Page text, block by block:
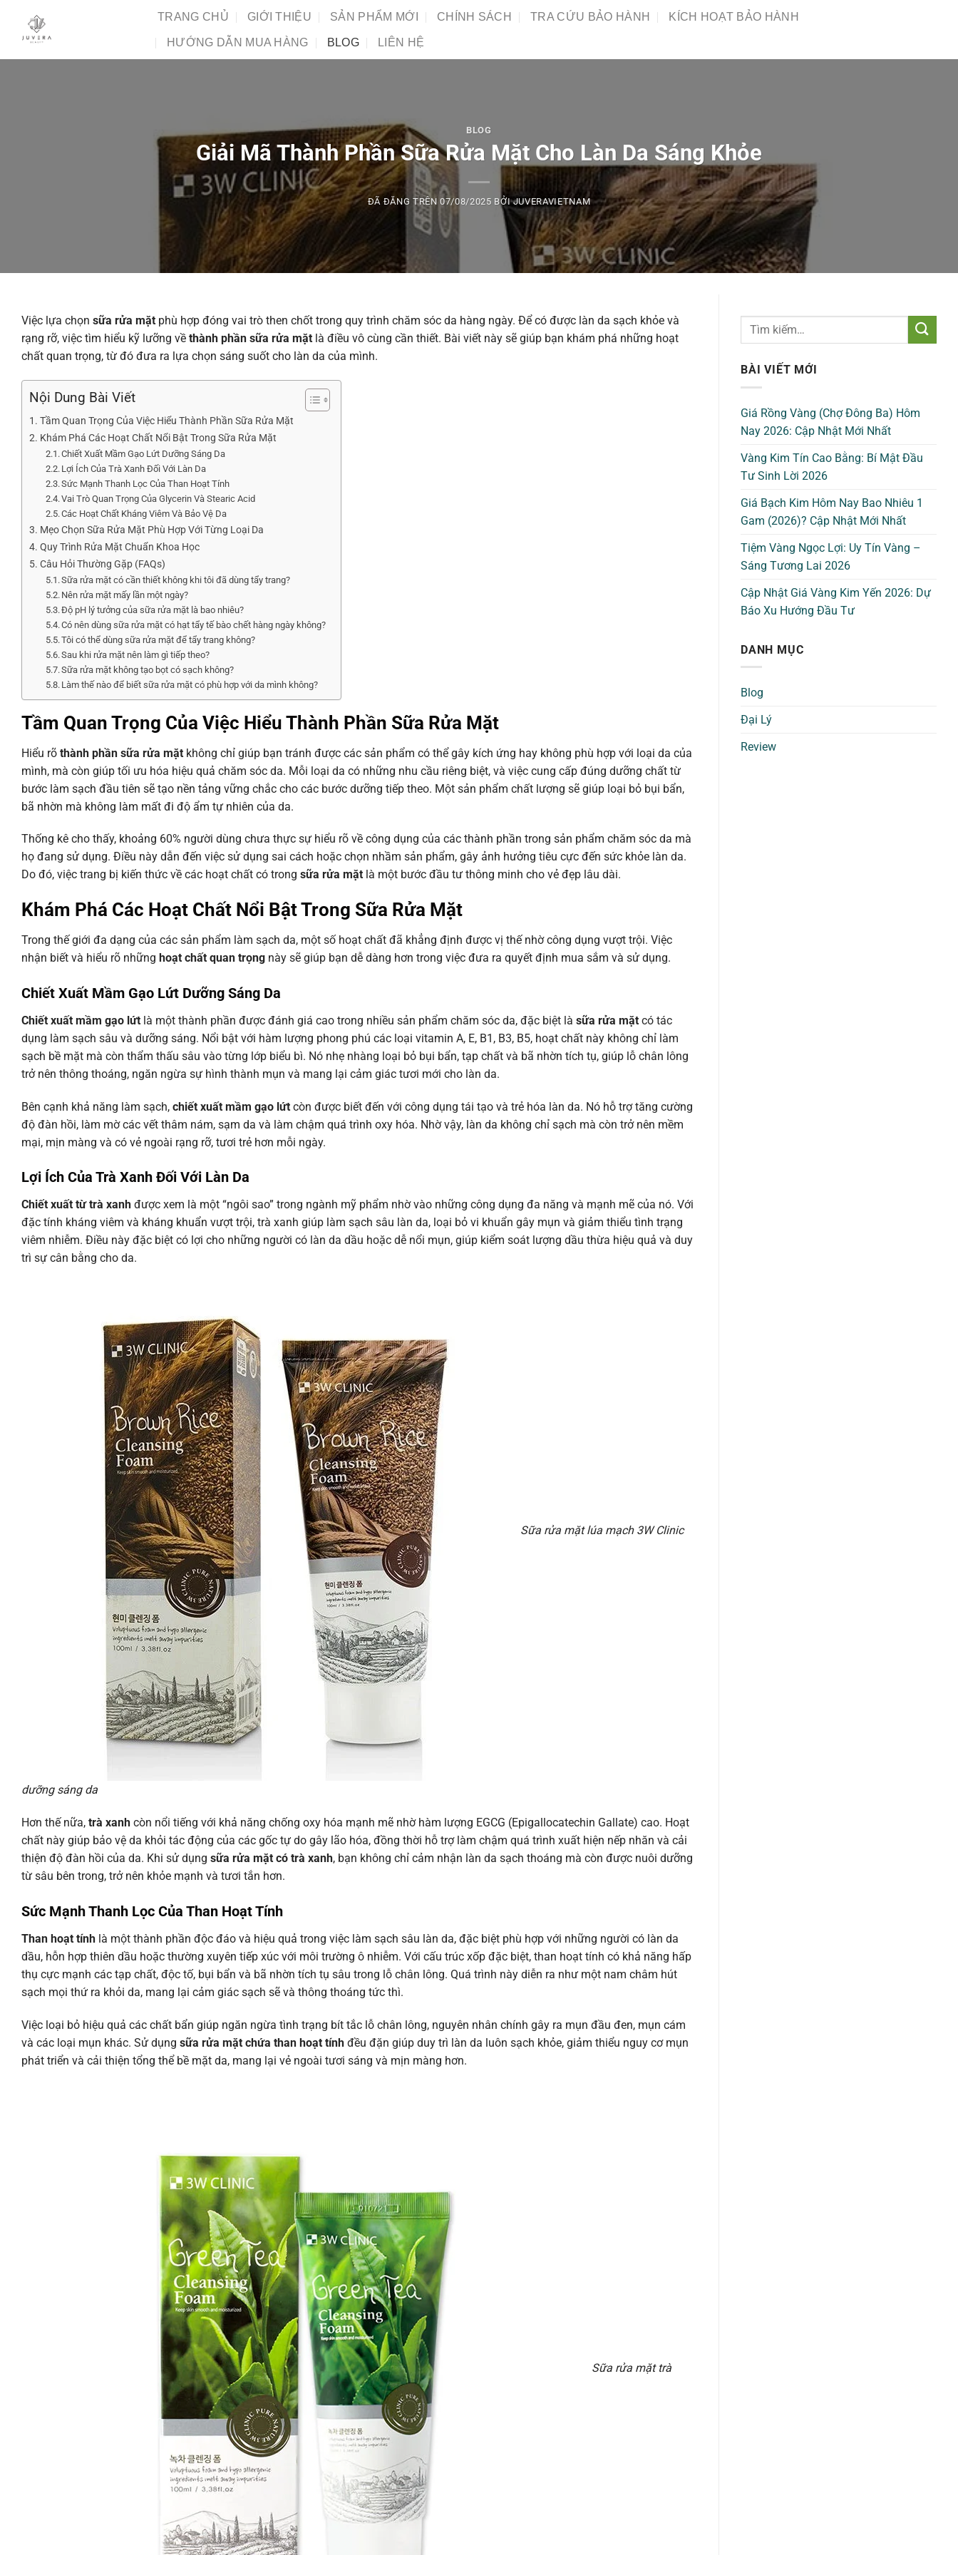
dung
TRANG CHỦ GIỚI THIỆU SẢN PHẨM MỚI CHÍNH SÁCH TRA CỨU BẢO HÀNH KÍCH HOẠT BẢO HÀNH
HƯỚNG DẪN MUA HÀNG BLOG LIÊN HỆ
BLOG
Giải Mã Thành Phần Sữa Rửa Mặt Cho Làn Da Sáng Khỏe
ĐÃ ĐĂNG TRÊN07/08/2025 BỞIJUVERAVIETNAM
Việc lựa chọn sữa rửa mặt phù hợp đóng vai trò then chốt trong quy trình chăm sóc da hàng ngày. Để có được làn da sạch khỏe và
rạng rỡ, việc tìm hiểu kỹ lưỡng về thành phần sữa rửa mặt là điều vô cùng cần thiết. Bài viết này sẽ giúp bạn khám phá những hoạt
chất quan trọng, từ đó đưa ra lựa chọn sáng suốt cho làn da của mình.
Nội Dung Bài Viết
Tầm Quan Trọng Của Việc Hiểu Thành Phần Sữa Rửa Mặt
Khám Phá Các Hoạt Chất Nổi Bật Trong Sữa Rửa Mặt
Chiết Xuất Mầm Gạo Lứt Dưỡng Sáng Da
Lợi Ích Của Trà Xanh Đối Với Làn Da
Sức Mạnh Thanh Lọc Của Than Hoạt Tính
Vai Trò Quan Trọng Của Glycerin Và Stearic Acid
Các Hoạt Chất Kháng Viêm Và Bảo Vệ Da
Mẹo Chọn Sữa Rửa Mặt Phù Hợp Với Từng Loại Da
Quy Trình Rửa Mặt Chuẩn Khoa Học
Câu Hỏi Thường Gặp (FAQs)
Sữa rửa mặt có cần thiết không khi tôi đã dùng tẩy trang?
Nên rửa mặt mấy lần một ngày?
Độ pH lý tưởng của sữa rửa mặt là bao nhiêu?
Có nên dùng sữa rửa mặt có hạt tẩy tế bào chết hàng ngày không?
Tôi có thể dùng sữa rửa mặt để tẩy trang không?
Sau khi rửa mặt nên làm gì tiếp theo?
Sữa rửa mặt không tạo bọt có sạch không?
Làm thế nào để biết sữa rửa mặt có phù hợp với da mình không?
Tầm Quan Trọng Của Việc Hiểu Thành Phần Sữa Rửa Mặt
Hiểu rõ thành phần sữa rửa mặt không chỉ giúp bạn tránh được các sản phẩm có thể gây kích ứng hay không phù hợp với loại da của
mình, mà còn giúp tối ưu hóa hiệu quả chăm sóc da. Mỗi loại da có những nhu cầu riêng biệt, và việc cung cấp đúng dưỡng chất từ
bước làm sạch đầu tiên sẽ tạo nền tảng vững chắc cho các bước dưỡng tiếp theo. Một sản phẩm chất lượng sẽ giúp loại bỏ bụi bẩn,
bã nhờn mà không làm mất đi độ ẩm tự nhiên của da.
Thống kê cho thấy, khoảng 60% người dùng chưa thực sự hiểu rõ về công dụng của các thành phần trong sản phẩm chăm sóc da mà
họ đang sử dụng. Điều này dẫn đến việc sử dụng sai cách hoặc chọn nhầm sản phẩm, gây ảnh hưởng tiêu cực đến sức khỏe làn da.
Do đó, việc trang bị kiến thức về các hoạt chất có trong sữa rửa mặt là một bước đầu tư thông minh cho vẻ đẹp lâu dài.
Khám Phá Các Hoạt Chất Nổi Bật Trong Sữa Rửa Mặt
Trong thế giới đa dạng của các sản phẩm làm sạch da, một số hoạt chất đã khẳng định được vị thế nhờ công dụng vượt trội. Việc
nhận biết và hiểu rõ những hoạt chất quan trọng này sẽ giúp bạn dễ dàng hơn trong việc đưa ra quyết định mua sắm và sử dụng.
Chiết Xuất Mầm Gạo Lứt Dưỡng Sáng Da
Chiết xuất mầm gạo lứt là một thành phần được đánh giá cao trong nhiều sản phẩm chăm sóc da, đặc biệt là sữa rửa mặt có tác
dụng làm sạch sâu và dưỡng sáng. Nổi bật với hàm lượng phong phú các loại vitamin A, E, B1, B3, B5, hoạt chất này không chỉ làm
sạch bề mặt mà còn thẩm thấu sâu vào từng lớp biểu bì. Nó nhẹ nhàng loại bỏ bụi bẩn, tạp chất và bã nhờn tích tụ, giúp lỗ chân lông
trở nên thông thoáng, ngăn ngừa sự hình thành mụn và mang lại cảm giác tươi mới cho làn da.
Bên cạnh khả năng làm sạch, chiết xuất mầm gạo lứt còn được biết đến với công dụng tái tạo và trẻ hóa làn da. Nó hỗ trợ tăng cường
độ đàn hồi, làm mờ các vết thâm nám, sạm da và làm chậm quá trình oxy hóa. Nhờ vậy, làn da không chỉ sạch mà còn trở nên mềm
mại, mịn màng và có vẻ ngoài rạng rỡ, tươi trẻ hơn mỗi ngày.
Lợi Ích Của Trà Xanh Đối Với Làn Da
Chiết xuất từ trà xanh được xem là một “ngôi sao” trong ngành mỹ phẩm nhờ vào những công dụng đa năng và mạnh mẽ của nó. Với
đặc tính kháng viêm và kháng khuẩn vượt trội, trà xanh giúp làm sạch sâu làn da, loại bỏ vi khuẩn gây mụn và giảm thiểu tình trạng
viêm nhiễm. Điều này đặc biệt có lợi cho những người có làn da dầu hoặc dễ nổi mụn, giúp kiểm soát lượng dầu thừa hiệu quả và duy
trì sự cân bằng cho da.
Sữa rửa mặt lúa mạch 3W Clinic
dưỡng sáng da
Hơn thế nữa, trà xanh còn nổi tiếng với khả năng chống oxy hóa mạnh mẽ nhờ hàm lượng EGCG (Epigallocatechin Gallate) cao. Hoạt
chất này giúp bảo vệ da khỏi tác động của các gốc tự do gây lão hóa, đồng thời hỗ trợ làm chậm quá trình xuất hiện nếp nhăn và cải
thiện độ đàn hồi của da. Khi sử dụng sữa rửa mặt có trà xanh, bạn không chỉ cảm nhận làn da sạch thoáng mà còn được nuôi dưỡng
từ sâu bên trong, trở nên khỏe mạnh và tươi tắn hơn.
Sức Mạnh Thanh Lọc Của Than Hoạt Tính
Than hoạt tính là một thành phần độc đáo và hiệu quả trong việc làm sạch sâu làn da, đặc biệt phù hợp với những người có làn da
dầu, hỗn hợp thiên dầu hoặc thường xuyên tiếp xúc với môi trường ô nhiễm. Với cấu trúc xốp đặc biệt, than hoạt tính có khả năng hấp
thụ cực mạnh các tạp chất, độc tố, bụi bẩn và bã nhờn tích tụ sâu trong lỗ chân lông. Quá trình này diễn ra như một nam châm hút
sạch mọi thứ ra khỏi da, mang lại cảm giác sạch sẽ và thông thoáng tức thì.
Việc loại bỏ hiệu quả các chất bẩn giúp ngăn ngừa tình trạng bít tắc lỗ chân lông, nguyên nhân chính gây ra mụn đầu đen, mụn cám
và các loại mụn khác. Sử dụng sữa rửa mặt chứa than hoạt tính đều đặn giúp duy trì làn da luôn sạch khỏe, giảm thiểu nguy cơ mụn
phát triển và cải thiện tổng thể bề mặt da, mang lại vẻ ngoài tươi sáng và mịn màng hơn.
Sữa rửa mặt trà
BÀI VIẾT MỚI
Giá Rồng Vàng (Chợ Đông Ba) Hôm
Nay 2026: Cập Nhật Mới Nhất
Vàng Kim Tín Cao Bằng: Bí Mật Đầu
Tư Sinh Lời 2026
Giá Bạch Kim Hôm Nay Bao Nhiêu 1
Gam (2026)? Cập Nhật Mới Nhất
Tiệm Vàng Ngọc Lợi: Uy Tín Vàng –
Sáng Tương Lai 2026
Cập Nhật Giá Vàng Kim Yến 2026: Dự
Báo Xu Hướng Đầu Tư
DANH MỤC
Blog
Đại Lý
Review